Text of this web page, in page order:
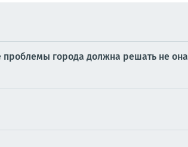
города должна решать не она